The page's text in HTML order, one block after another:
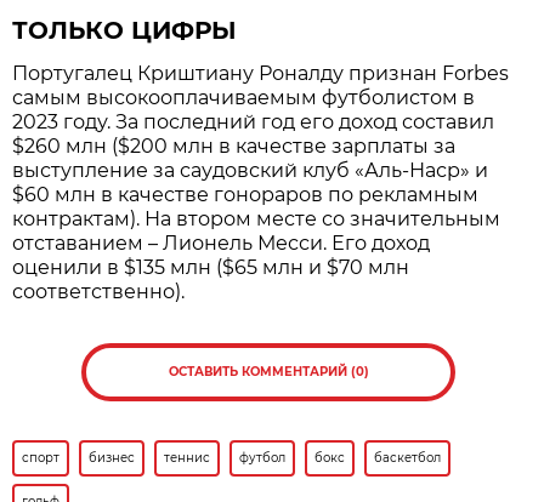
ТОЛЬКО ЦИФРЫ
Португалец Криштиану Роналду признан Forbes
самым высокооплачиваемым футболистом в
2023 году. За последний год его доход составил
$260 млн ($200 млн в качестве зарплаты за
выступление за саудовский клуб «Аль-Наср» и
$60 млн в качестве гонораров по рекламным
контрактам). На втором месте со значительным
отставанием – Лионель Месси. Его доход
оценили в $135 млн ($65 млн и $70 млн
соответственно).
ОСТАВИТЬ КОММЕНТАРИЙ (0)
спорт бизнес теннис футбол бокс баскетбол